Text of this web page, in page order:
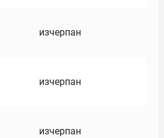
изчерпан
изчерпан
изчерпан